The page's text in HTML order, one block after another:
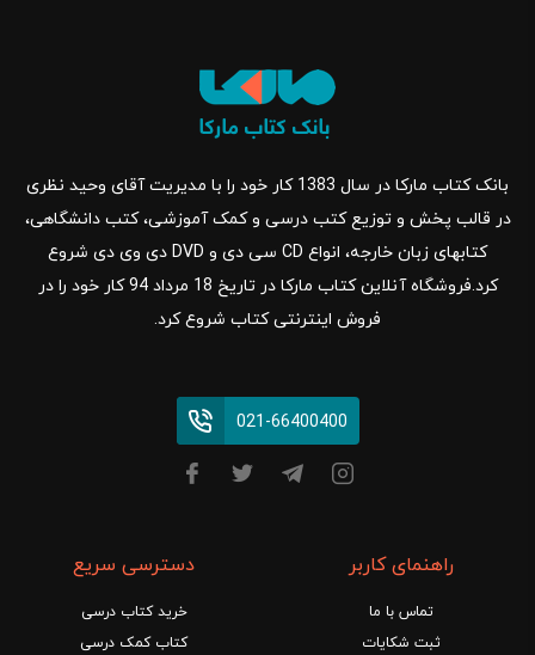
بانک کتاب مارکا در سال 1383 کار خود را با مدیریت آقای وحید نظری
در قالب پخش و توزیع کتب درسی و کمک آموزشی، کتب دانشگاهی،
کتابهای زبان خارجه، انواع CD سی دی و DVD دی وی دی شروع
کرد.فروشگاه آنلاین کتاب مارکا در تاریخ 18 مرداد 94 کار خود را در
فروش اینترنتی کتاب شروع کرد.
021-66400400
راهنمای کاربر
تماس با ما
ثبت شکایات
دسترسی سریع
خرید کتاب درسی
کتاب کمک درسی